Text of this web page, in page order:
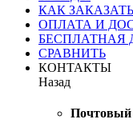
КАК ЗАКАЗАТЬ
ОПЛАТА И
БЕСПЛАТНАЯ
СРАВНИТЬ
КОНТАКТЫ
Назад
Почтовый